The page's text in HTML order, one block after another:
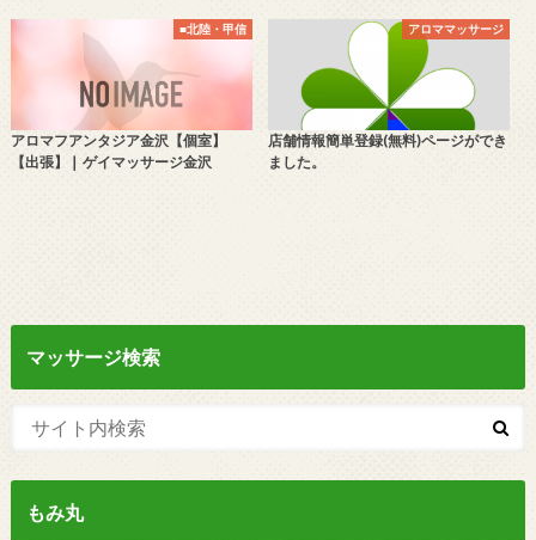
■北陸・甲信
アロマフアンタジア金沢【個室】
【出張】❘ ゲイマッサージ金沢
アロママッサージ
店舗情報簡単登録(無料)ページができ
ました。
マッサージ検索
もみ丸